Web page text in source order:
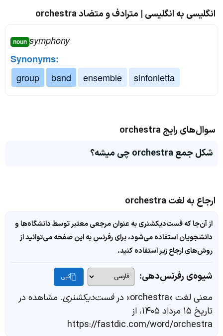
انگلیسی به انگلیسی | مترادف و متضاد orchestra
noun symphony
Synonyms:
group
band ensemble sinfonietta
سوال‌های رایج orchestra
شکل جمع orchestra چی میشه؟
ارجاع به لغت orchestra
از آن‌جا که فست‌دیکشنری به عنوان مرجعی معتبر توسط دانشگاه‌ها و
دانشجویان استفاده می‌شود، برای رفرنس به این صفحه می‌توانید از
روش‌های ارجاع زیر استفاده کنید.
شیوه‌ی رفرنس‌دهی: کپی
معنی لغت «orchestra» در فست‌دیکشنری. مشاهده در
تاریخ ۱۵ مرداد ۱۴۰۵، از
https://fastdic.com/word/orchestra